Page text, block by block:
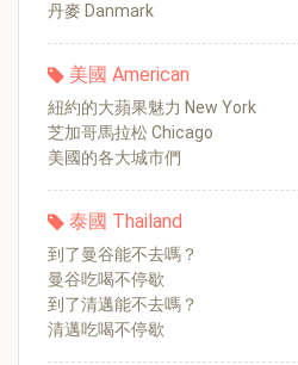
丹麥 Danmark
美國 American
紐約的大蘋果魅力 New York
芝加哥馬拉松 Chicago
美國的各大城市們
泰國 Thailand
到了曼谷能不去嗎？
曼谷吃喝不停歇
到了清邁能不去嗎？
清邁吃喝不停歇